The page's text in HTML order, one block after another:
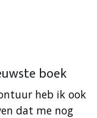
boek
heb ik ook
dat me nog